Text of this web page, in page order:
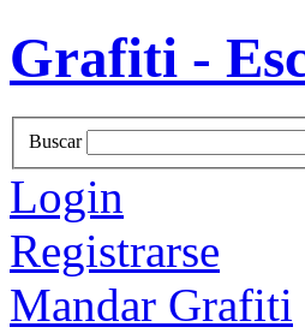
Grafiti -
Buscar
Login
Registrarse
Mandar Grafiti